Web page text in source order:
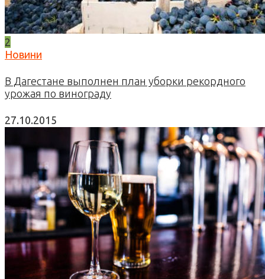
2
Новини
В Дагестане выполнен план уборки рекордного
урожая по винограду
27.10.2015